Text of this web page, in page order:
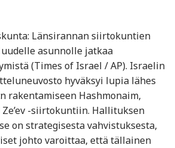
Länsirannan siirtokuntien
asunnolle jatkaa
(Times of Israel / AP). Israelin
hyväksyi lupia lähes
rakentamiseen Hashmonaim,
-siirtokuntiin. Hallituksen
on strategisesta vahvistuksesta,
johto varoittaa, että tällainen